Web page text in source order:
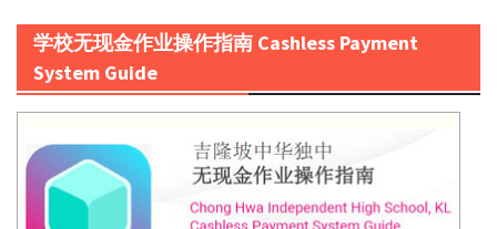
学校无现金作业操作指南 Cashless Payment
System Guide